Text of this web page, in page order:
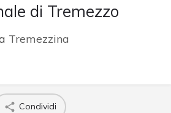
di Tremezzo
Tremezzina
Condividi